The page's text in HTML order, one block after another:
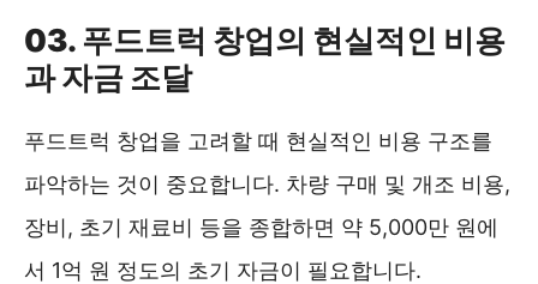
03. 푸드트럭 창업의 현실적인 비용
과 자금 조달
푸드트럭 창업을 고려할 때 현실적인 비용 구조를
파악하는 것이 중요합니다. 차량 구매 및 개조 비용,
장비, 초기 재료비 등을 종합하면 약 5,000만 원에
서 1억 원 정도의 초기 자금이 필요합니다.